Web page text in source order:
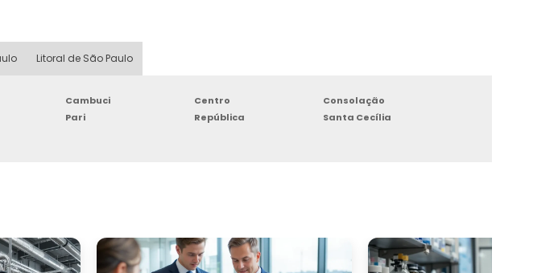
Litoral de São Paulo
Cambuci Centro
Consolação
Pari República
Santa Cecília